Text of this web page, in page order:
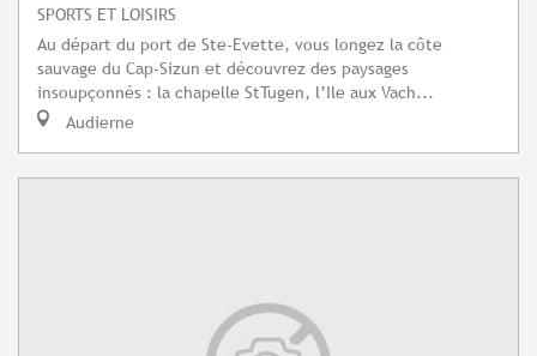
SPORTS ET LOISIRS
Au départ du port de Ste-Evette, vous longez la côte
sauvage du Cap-Sizun et découvrez des paysages
insoupçonnés : la chapelle StTugen, l’Ile aux Vach...
Audierne